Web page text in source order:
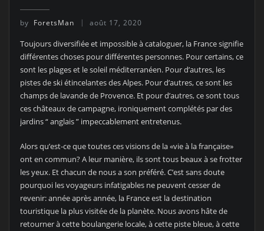
by ForetsMan août 17, 2020
Toujours diversifiée et impossible à cataloguer, la France signifie
différentes choses pour différentes personnes. Pour certains, ce
sont les plages et le soleil méditerranéen. Pour d’autres, les
pistes de ski étincelantes des Alpes. Pour d’autres, ce sont les
champs de lavande de Provence. Et pour d’autres, ce sont tous
ces châteaux de campagne, ironiquement complétés par des
jardins “ anglais ” impeccablement entretenus.
Alors qu’est-ce que toutes ces visions de la «vie à la française»
ont en commun? A leur manière, ils sont tous beaux à se frotter
les yeux. Et chacun de nous a son préféré. C’est sans doute
pourquoi les voyageurs infatigables ne peuvent cesser de
revenir: année après année, la France est la destination
touristique la plus visitée de la planète. Nous avons hâte de
retourner à cette boulangerie locale, à cette piste bleue, à cette